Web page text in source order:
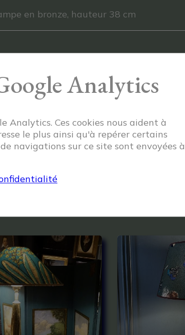
en bronze, hauteur 38 cm
Analytics
Analytics. Ces cookies nous aident à
le plus ainsi qu'à repérer certains
navigations sur ce site sont envoyées à